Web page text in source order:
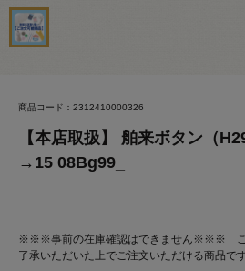
商品コード：2312410000326
【本店取扱】 舶来ボタン（
→15 08Bg99_
※※※事前の在庫確認はできません※※※ こ
了承いただいた上でご注文いただける商品です